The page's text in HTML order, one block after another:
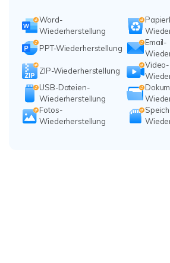
Word-
Wiederherstellung
PPT-Wiederherstellung
Email-
ZIP-Wiederherstellung
Video-
USB-Dateien-
Wiederherstellung
Fotos-
Wiederherstellung